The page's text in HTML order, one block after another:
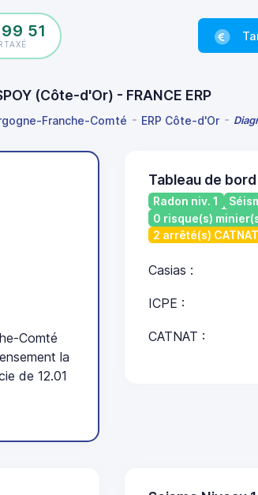
51
(Côte-d'Or) - FRANCE ERP
Franche-Comté ERP Côte-d'Or
Comté
la
de 12.01
Tableau de
Radon niv. 1
0 risque(s)
2 arrêté(s) CATNAT
Casias :
ICPE :
CATNAT :